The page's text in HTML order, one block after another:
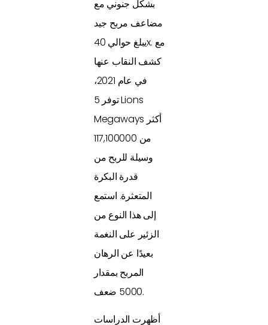
بشكل جنوني مع
مضاعف مربح جيد
يبلغ حوالي 40x. مع
كشف النقاب عنها
في عام 2021،
توفر 5 Lions
Megaways أكثر
من 117,100000
وسيلة للربح من
قدرة البكرة
المتعثرة. استمع
إلى هذا النوع من
الزئير على النغمة
بعيدًا عن الرهان
المربح بمقدار
5000 ضعف.
أظهرت الدراسات